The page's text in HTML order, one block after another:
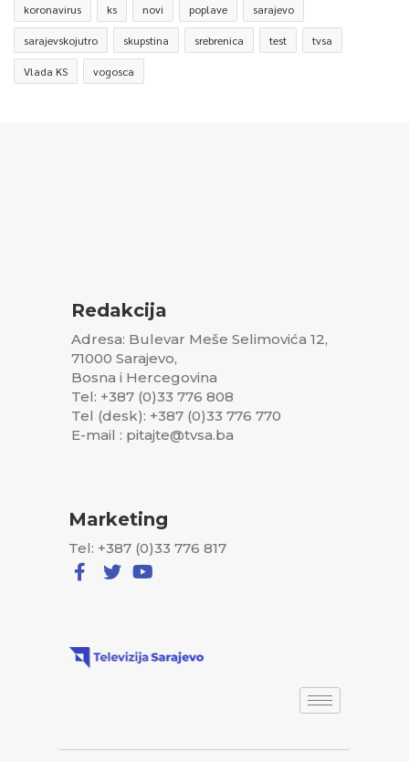
koronavirus ks novi poplave sarajevo
sarajevskojutro skupstina srebrenica test tvsa
Vlada KS vogosca
Redakcija
Adresa: Bulevar Meše Selimovića 12,
71000 Sarajevo,
Bosna i Hercegovina
Tel: +387 (0)33 776 808
Tel (desk): +387 (0)33 776 770
E-mail : pitajte@tvsa.ba
Marketing
Tel: +387 (0)33 776 817